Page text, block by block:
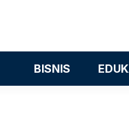
BISNIS